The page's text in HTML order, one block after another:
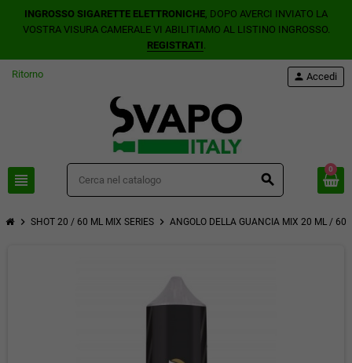
INGROSSO SIGARETTE ELETTRONICHE, DOPO AVERCI INVIATO LA
VOSTRA VISURA CAMERALE VI ABILITIAMO AL LISTINO INGROSSO.
REGISTRATI.
Ritorno
view_headline search
person Accedi
0
chevron_right SHOT 20 / 60 ML MIX SERIES chevron_right ANGOLO DELLA GUANCIA MIX 20 ML / 60